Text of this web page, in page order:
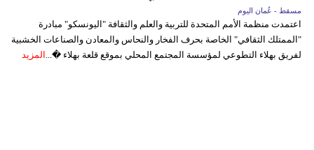
مسقط - عُمان اليوم
اعتمدت منظمة الأمم المتحدة للتربية والعلم والثقافة "اليونسكو" مبادرة
"الممتلك الثقافي" الخاصة بحرف الفخار والنحاس والمعادن والصناعات الخشبية
لفريق بهلاء التطوعي لمؤسسة المجتمع المحلي بموقع قلعة بهلاء �... المزيد